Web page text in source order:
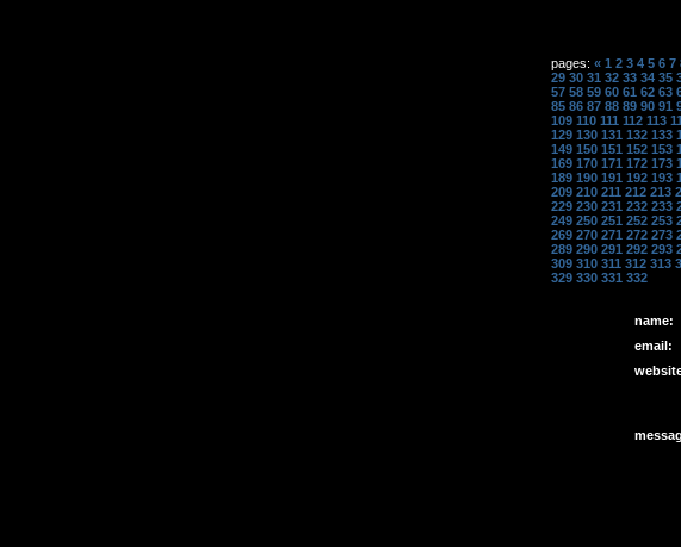
pages: « 1 2 3 4 5 6 7
29 30 31 32 33 34 35
57 58 59 60 61 62 63
85 86 87 88 89 90 91
109 110 111 112 113
129 130 131 132 133
149 150 151 152 153
169 170 171 172 173
189 190 191 192 193
209 210 211 212 213
229 230 231 232 233
249 250 251 252 253
269 270 271 272 273
289 290 291 292 293
309 310 311 312 313
329 330 331 332
name:
email: